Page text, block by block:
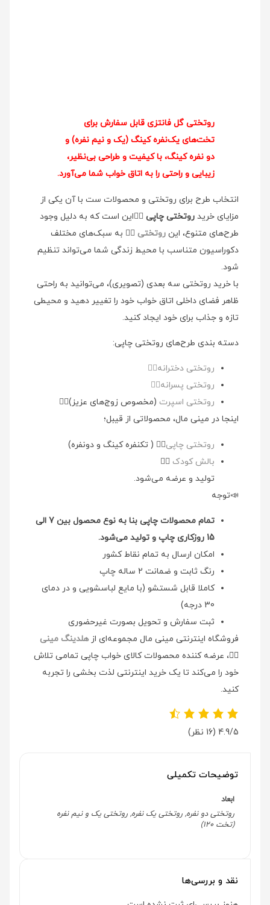
روتختی گل فانتزی قابل سفارش برای
تخت‌های یک‌نفره کینگ (یک و نیم نفره) و
دو نفره کینگ، با کیفیت و طراحی بی‌نظیر،
زیبایی و راحتی را به اتاق خواب شما می‌آورد.
انتخاب طرح برای روتختی و محصولات ست با آن یکی از
مزایای خرید روتختی چاپی 👉🏻این است که به دلیل وجود
طرح‌های متنوع، این روتختی 👉🏻 به سبک‌های مختلف
دکوراسیون متناسب با محیط زندگی شما می‌تواند تنظیم
شود.
با خرید روتختی سه بعدی (تصویری)، می‌توانید به راحتی
ظاهر فضای داخلی اتاق خواب خود را تغییر دهید و محیطی
تازه و جذاب برای خود ایجاد کنید.
دسته بندی طرح‌های روتختی چاپی:
روتختی دخترانه👉🏻
روتختی پسرانه👉🏻
روتختی اسپرت (مخصوص زوج‌های عزیز)👉🏻
اینجا در مینی مال، محصولاتی از قیبل؛
روتختی چاپی👉🏻 ( تکنفره کینگ و دونفره)
بالش کودک 👉🏻
تولید و عرضه می‌شود.
📣توجه
تمام محصولات چاپی بنا به نوع محصول بین 7 الی
15 روزکاری چاپ و تولید می‌شود.
امکان ارسال به تمام نقاط کشور
رنگ ثابت و ضمانت 2 ساله چاپ
کاملا قابل شستشو (با مایع لباسشویی و در دمای
30 درجه)
ثبت سفارش و تحویل بصورت غیرحضوری
فروشگاه اینترنتی مینی مال مجموعه‌ای ازهلدینگ مینی
👉🏻، عرضه کننده محصولات کالای خواب چاپی تمامی تلاش
خود را می‌کند تا یک خرید اینترنتی لذت بخشی را تجربه
کنید.
4.9/5 (16 نظر)
توضیحات تکمیلی
ابعاد
روتختی دو نفره, روتختی یک نفره, روتختی یک و نیم نفره
(تخت 120)
نقد و بررسی‌ها